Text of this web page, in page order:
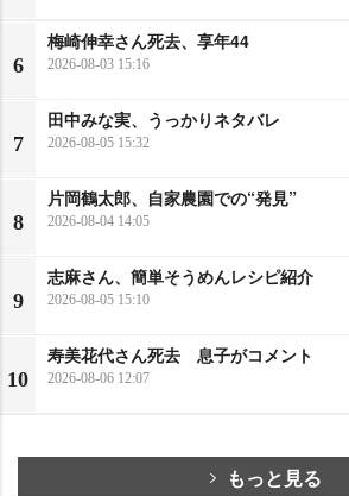
6
梅崎伸幸さん死去、享年44
2026-08-03 15:16
7
田中みな実、うっかりネタバレ
2026-08-05 15:32
8
片岡鶴太郎、自家農園での“発見”
2026-08-04 14:05
9
志麻さん、簡単そうめんレシピ紹介
2026-08-05 15:10
10
寿美花代さん死去 息子がコメント
2026-08-06 12:07
もっと見る